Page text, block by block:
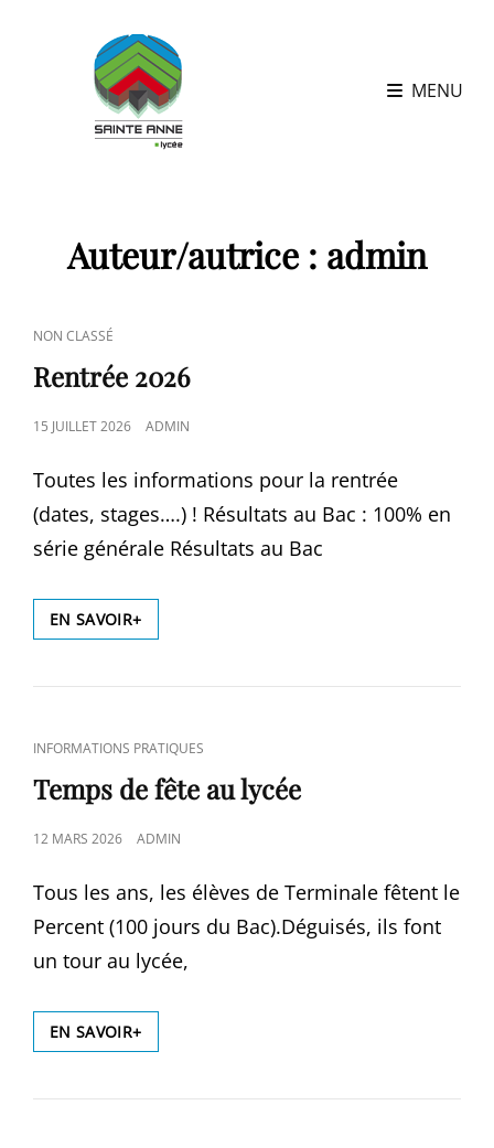
MENU
Auteur/autrice : admin
CAT
LINKS
NON CLASSÉ
Rentrée 2026
POSTED
15 JUILLET 2026 ADMIN
Toutes les informations pour la rentrée
(dates, stages….) ! Résultats au Bac : 100% en
série générale Résultats au Bac
EN SAVOIR+RENTRÉE
2026
CAT
LINKS
INFORMATIONS PRATIQUES
Temps de fête au lycée
POSTED
12 MARS 2026 ADMIN
Tous les ans, les élèves de Terminale fêtent le
Percent (100 jours du Bac).Déguisés, ils font
un tour au lycée,
EN SAVOIR+TEMPS
DE
AU